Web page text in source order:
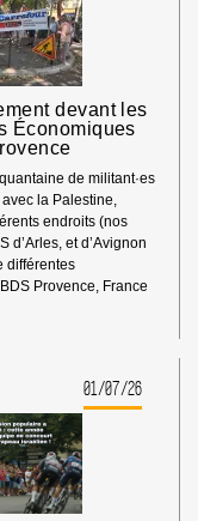
devant les
Économiques
de militant·es
la Palestine,
endroits (nos
d’Arles, et d’Avignon
différentes
Provence, France
01/07/26